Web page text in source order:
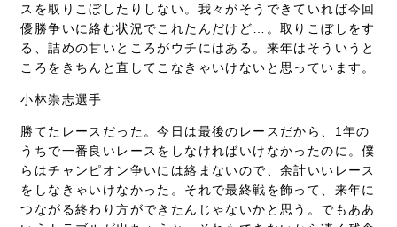
スを取りこぼしたりしない。我々がそうできていれば今回
優勝争いに絡む状況でこれたんだけど…。取りこぼしをす
る、詰めの甘いところがウチにはある。来年はそういうと
ころをきちんと直してこなきゃいけないと思っています。
小林崇志選手
勝てたレースだった。今日は最後のレースだから、1年の
うちで一番良いレースをしなければいけなかったのに。僕
らはチャンピオン争いには絡まないので、余計いいレース
をしなきゃいけなかった。それで最終戦を飾って、来年に
つながる終わり方ができたんじゃないかと思う。でもああ